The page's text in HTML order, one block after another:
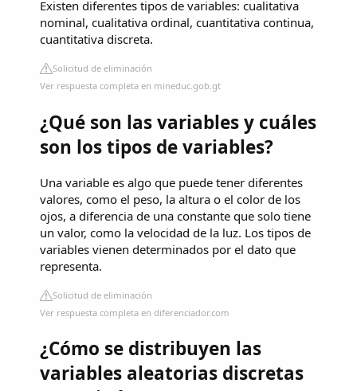
Existen diferentes tipos de variables: cualitativa
nominal, cualitativa ordinal, cuantitativa continua,
cuantitativa discreta.
Solicitud de eliminación
Ver respuesta completa en mineduc.gob.gt
¿Qué son las variables y cuáles
son los tipos de variables?
Una variable es algo que puede tener diferentes
valores, como el peso, la altura o el color de los
ojos, a diferencia de una constante que solo tiene
un valor, como la velocidad de la luz. Los tipos de
variables vienen determinados por el dato que
representa.
Solicitud de eliminación
Ver respuesta completa en diferenciador.com
¿Cómo se distribuyen las
variables aleatorias discretas